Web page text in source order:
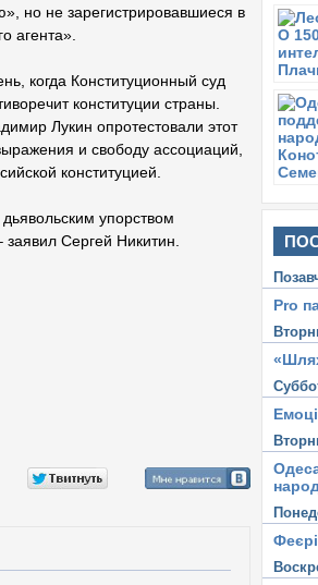
но не зарегистрировавшиеся в
агента».
когда Конституционный суд
конституции страны.
Лукин опротестовали этот
и свободу ассоциаций,
конституцией.
упорством
Сергей Никитин.
Pro